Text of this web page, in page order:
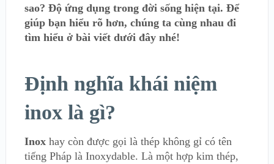
sao? Độ ứng dụng trong đời sống hiện tại. Để
giúp bạn hiểu rõ hơn, chúng ta cùng nhau đi
tìm hiểu ở bài viết dưới đây nhé!
Định nghĩa khái niệm
inox là gì?
Inoxhay còn được gọi là thép không gỉ có tên
tiếng Pháp là Inoxydable. Là một hợp kim thép,